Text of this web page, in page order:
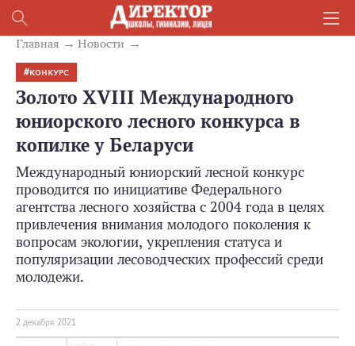
Главная Новости
КОНКУРС
Золото XVIII Международного
юниорского лесного конкурса в
копилке у Беларуси
Международный юниорский лесной конкурс
проводится по инициативе Федерального
агентства лесного хозяйства с 2004 года в целях
привлечения внимания молодого поколения к
вопросам экологии, укрепления статуса и
популяризации лесоводческих профессий среди
молодежи.
2 декабря 2021